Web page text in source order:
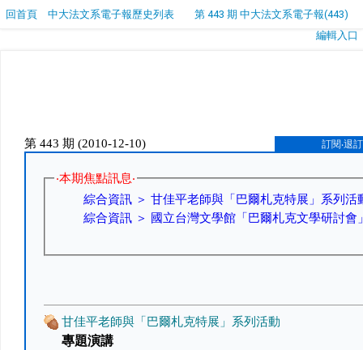
回首頁 中大法文系電子報歷史列表
第 443 期 中大法文系電子報(443)
編輯入口